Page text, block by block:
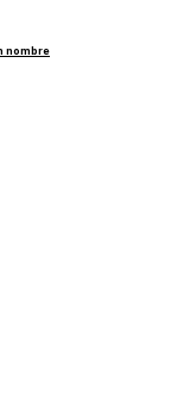
nombre